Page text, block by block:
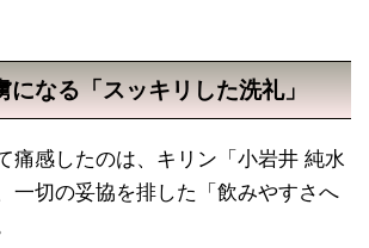
になる「スッキリした洗礼」
痛感したのは、キリン「小岩井 純水
一切の妥協を排した「飲みやすさへ